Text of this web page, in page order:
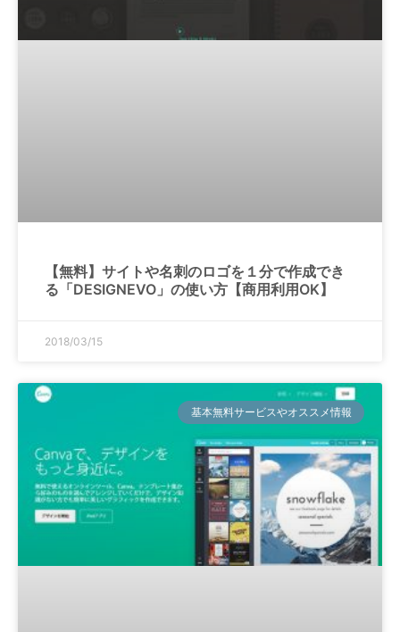
【無料】サイトや名刺のロゴを１分で作成でき
る「DESIGNEVO」の使い方【商用利用OK】
2018/03/15
基本無料サービスやオススメ情報